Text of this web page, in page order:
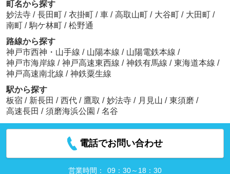
町名から探す
妙法寺 / 長田町 / 衣掛町 / 車 / 高取山町 / 大谷町 / 大田町 /
南町 / 駒ケ林町 / 松野通
路線から探す
神戸市西神・山手線 / 山陽本線 / 山陽電鉄本線 /
神戸市海岸線 / 神戸高速東西線 / 神鉄有馬線 / 東海道本線 /
神戸高速南北線 / 神鉄粟生線
駅から探す
板宿 / 新長田 / 西代 / 鷹取 / 妙法寺 / 月見山 / 東須磨 /
高速長田 / 須磨海浜公園 / 名谷
電話でお問い合わせ
営業時間： 09：30～18：30